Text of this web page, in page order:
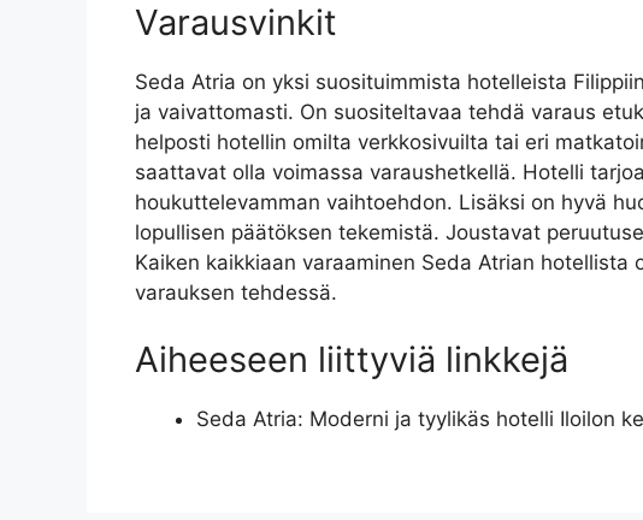
Varausvinkit
Seda Atria on yksi suosituimmista hotelleista
ja vaivattomasti. On suositeltavaa tehdä varaus
helposti hotellin omilta verkkosivuilta tai eri
saattavat olla voimassa varaushetkellä. Hotelli
houkuttelevamman vaihtoehdon. Lisäksi on hyvä
lopullisen päätöksen tekemistä. Joustavat
Kaiken kaikkiaan varaaminen Seda Atrian
varauksen tehdessä.
Aiheeseen liittyviä linkkejä
Seda Atria: Moderni ja tyylikäs hotelli Iloilon